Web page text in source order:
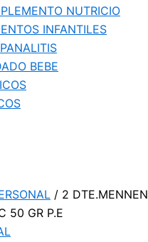
NUTRICIO
INFANTILES
BEBE
/ 2 DTE.MENNEN
50 GR P.E